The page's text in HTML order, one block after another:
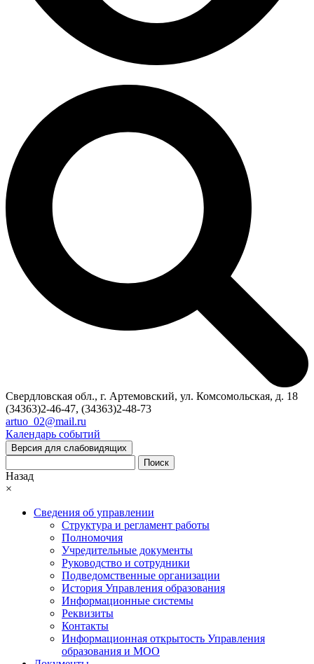
Свердловская обл., г. Артемовский, ул. Комсомольская, д. 18
(34363)2-46-47, (34363)2-48-73
artuo_02@mail.ru
Календарь событий
Версия для слабовидящих
Поиск
Назад
×
Сведения об управлении
Структура и регламент работы
Полномочия
Учредительные документы
Руководство и сотрудники
Подведомственные организации
История Управления образования
Информационные системы
Реквизиты
Контакты
Информационная открытость Управления
образования и МОО